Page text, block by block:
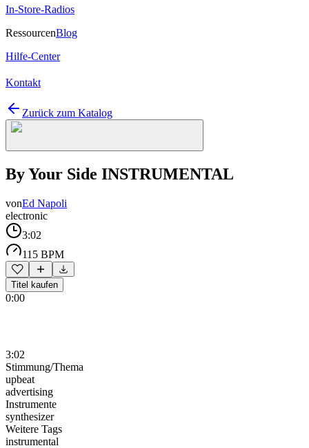
In-Store-Radios
RessourcenBlog
Hilfe-Center
Kontakt
Zurück zum Katalog
By Your Side INSTRUMENTAL
vonEd Napoli
electronic
3:02
115 BPM
Titel kaufen
0:00
3:02
Stimmung/Thema
upbeat
advertising
Instrumente
synthesizer
Weitere Tags
instrumental